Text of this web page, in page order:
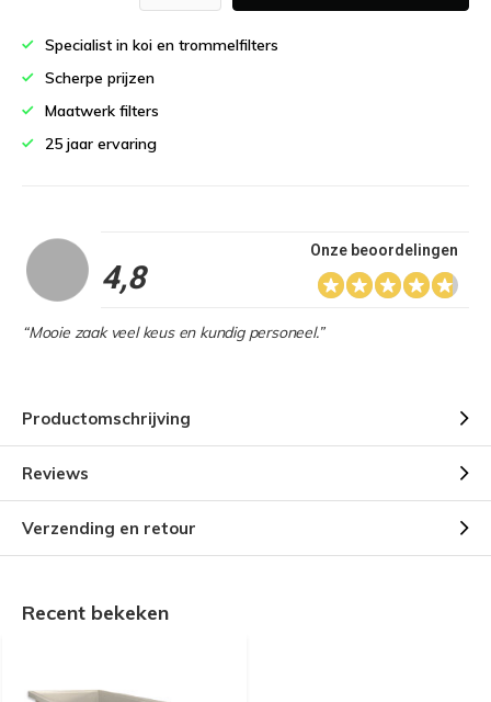
Specialist in koi en trommelfilters
Scherpe prijzen
Maatwerk filters
25 jaar ervaring
4,8
Onze beoordelingen
“Mooie zaak veel keus en kundig personeel.”
Productomschrijving
Reviews
Verzending en retour
Recent bekeken